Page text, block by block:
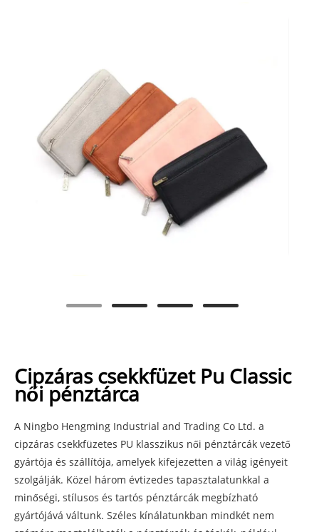
Cipzáras csekkfüzet Pu Classic
női pénztárca
A Ningbo Hengming Industrial and Trading Co Ltd. a
cipzáras csekkfüzetes PU klasszikus női pénztárcák vezető
gyártója és szállítója, amelyek kifejezetten a világ igényeit
szolgálják. Közel három évtizedes tapasztalatunkkal a
minőségi, stílusos és tartós pénztárcák megbízható
gyártójává váltunk. Széles kínálatunkban mindkét nem